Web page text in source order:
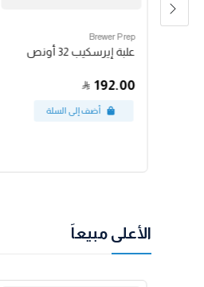
Brewer Prep
علبة إيرسكيب 32 أونص
192.00
الأعلى مبيعاً